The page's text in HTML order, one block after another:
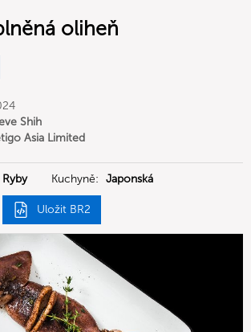
oliheň
Shih
Asia Limited
Ryby Kuchyně: Japonská
Uložit BR2